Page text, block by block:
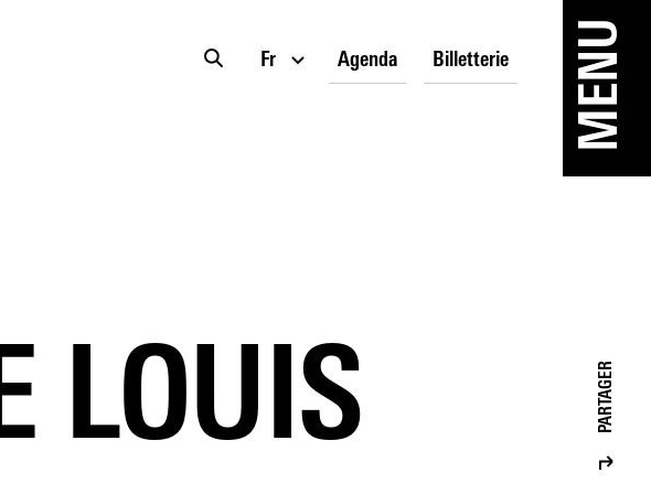
Fr Agenda Billetterie MENU
LOUIS PARTAGER